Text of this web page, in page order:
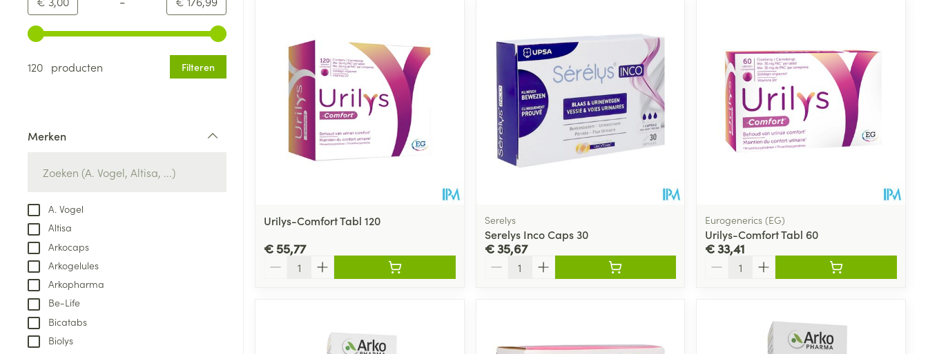
Gebruik de pijltjestoetsen links en rechts om de minimale en maximale prijswaarden aan te passen.
120 producten
Filteren
Merken
A. Vogel
Altisa
Arkocaps
Arkogelules
Arkopharma
Be-Life
Bicatabs
Biolys
Urilys-Comfort Tabl 120
€ 55,77
Serelys
Serelys Inco Caps 30
€ 35,67
Eurogenerics (EG)
Urilys-Comfort Tabl 60
€ 33,41